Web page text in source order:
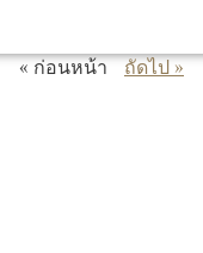
« ก่อนหน้า
ถัดไป »